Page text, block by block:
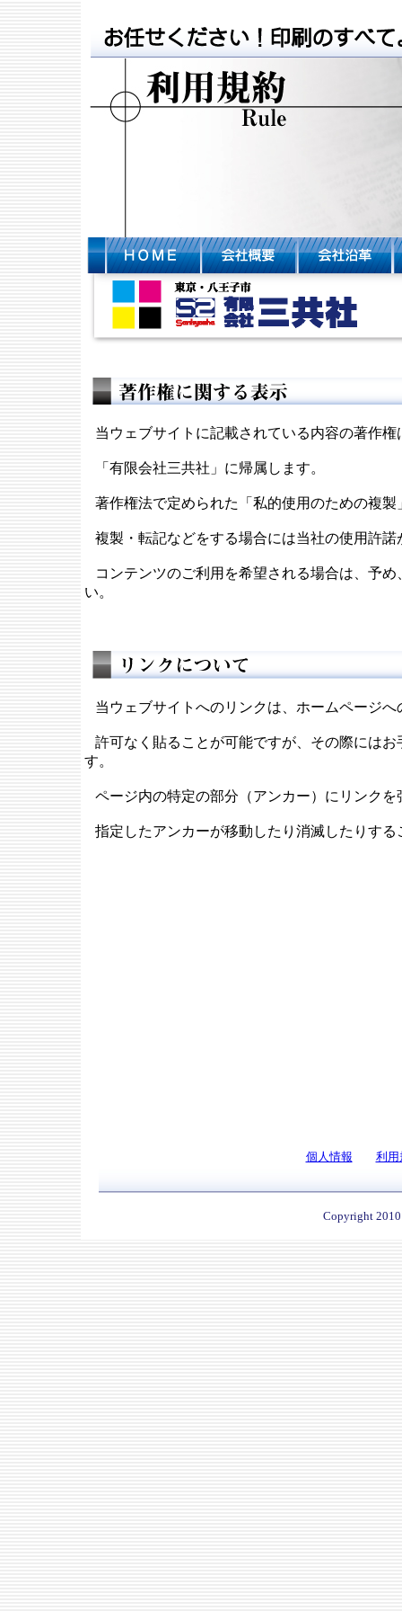
当ウェブサイトに記載されている内容の著作
「有限会社三共社」に帰属します。
著作権法で定められた「私的使用のための複
複製・転記などをする場合には当社の使用許諾
コンテンツのご利用を希望される場合は、予め
い。
当ウェブサイトへのリンクは、ホームページ
許可なく貼ることが可能ですが、その際には
す。
ページ内の特定の部分（アンカー）にリンク
指定したアンカーが移動したり消滅したりす
個人情報 利用
Copyright 2010